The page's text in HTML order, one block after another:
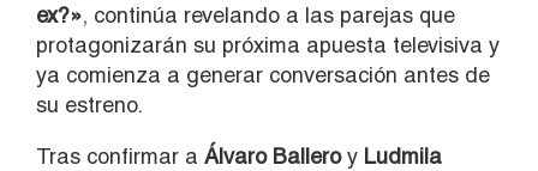
ex?», continúa revelando a las parejas que
protagonizarán su próxima apuesta televisiva y
ya comienza a generar conversación antes de
su estreno.
Tras confirmar a Álvaro Balleroy Ludmila